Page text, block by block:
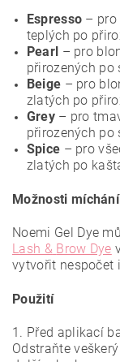
Espresso – pro
teplých po
Pearl – pro
přirozených po
Beige – pro
zlatých po
Grey– pro
přirozených po
Spice – pro
zlatých po
Možnosti
Noemi Gel Dye
Lash & Brow Dye
vytvořit nespočet
Použití
1. Před aplikací
Odstraňte